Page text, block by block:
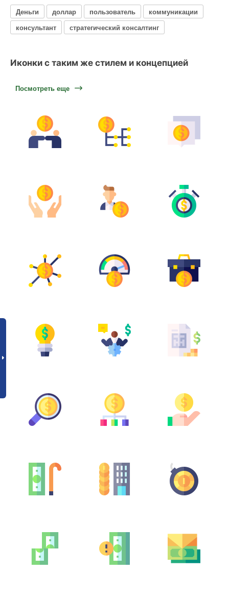
Деньги доллар пользователь
коммуникации
консультант
стратегический консалтинг
Иконки с таким же стилем и концепцией
Посмотреть еще